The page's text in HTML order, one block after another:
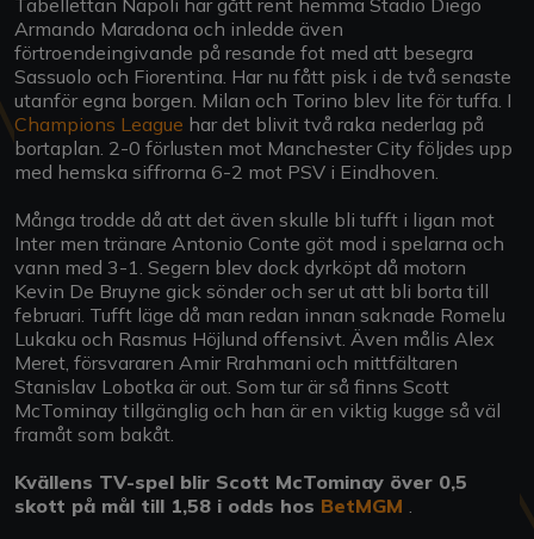
Armando Maradona och inledde även
förtroendeingivande på resande fot med att besegra
Sassuolo och Fiorentina. Har nu fått pisk i de två senaste
utanför egna borgen. Milan och Torino blev lite för tuffa. I
Champions League har det blivit två raka nederlag på
bortaplan. 2-0 förlusten mot Manchester City följdes upp
med hemska siffrorna 6-2 mot PSV i Eindhoven.
Många trodde då att det även skulle bli tufft i ligan mot
Inter men tränare Antonio Conte göt mod i spelarna och
vann med 3-1. Segern blev dock dyrköpt då motorn
Kevin De Bruyne gick sönder och ser ut att bli borta till
februari. Tufft läge då man redan innan saknade Romelu
Lukaku och Rasmus Höjlund offensivt. Även målis Alex
Meret, försvararen Amir Rrahmani och mittfältaren
Stanislav Lobotka är out. Som tur är så finns Scott
McTominay tillgänglig och han är en viktig kugge så väl
framåt som bakåt.
Kvällens TV-spel blir Scott McTominay över 0,5
skott på mål till 1,58 i odds hos BetMGM